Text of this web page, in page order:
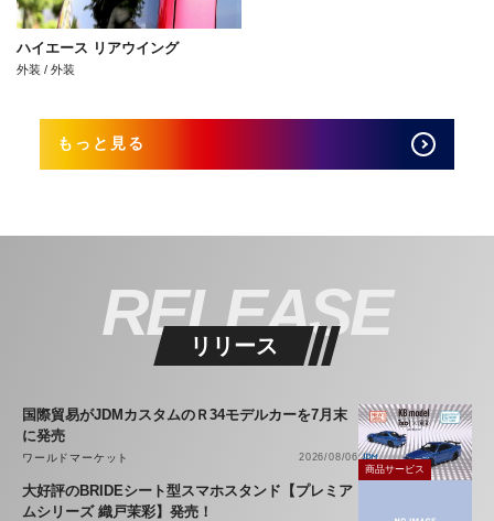
ハイエース リアウイング
外装 / 外装
もっと見る
RELEASE
リリース
国際貿易がJDMカスタムのＲ34モデルカーを7月末
に発売
ワールドマーケット
2026/08/06
商品サービス
大好評のBRIDEシート型スマホスタンド【プレミア
ムシリーズ 織戸茉彩】発売！